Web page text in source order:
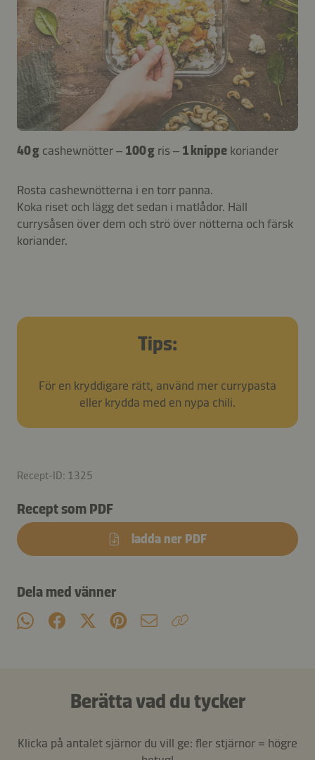
40 g cashewnötter – 100 g ris – 1 knippe koriander
Rosta cashewnötterna i en torr panna.
Koka riset och lägg det sedan i matlådor. Häll
currysåsen över dem och strö över nötterna och färsk
koriander.
Tips:
För en kryddigare rätt, använd mer currypasta
eller krydda med en nypa chili.
Recept-ID: 1325
Recept som PDF
ladda ner PDF
Dela med vänner
Berätta vad du tycker
Klicka på antalet sjärnor du vill ge: fler stjärnor = högre